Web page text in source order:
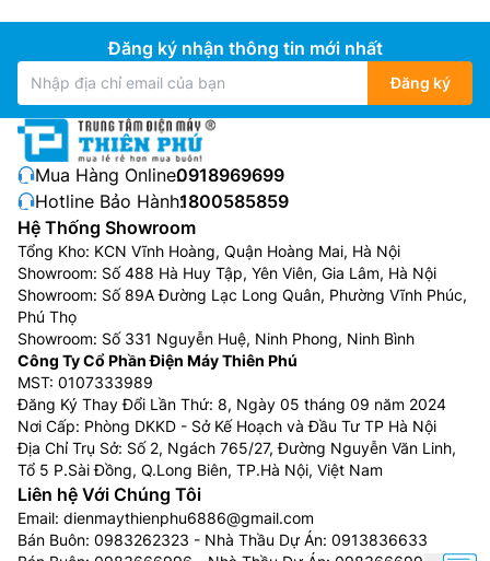
Hiện nay Sony cung cấp đầy đủ các dòng tivi với độ
phân giải từ 32 inch đến 98 inch phù hợp với mọi nhu
cầu sử dụng của khách hàng.
Các dòng tivi Sonyhiện
nay gồm:
Tivi Sony LCD 4K:Sử dụng màn hình LCD với ưu
điểm là giá thành rẻ, chất lượng hình ảnh tốt
Tivi Sony LED 4K:Sử dụng màn hình tinh thể lỏng
với lớp đèn LED để phát sáng các điểm ảnh trên
tấm nền cho ra chất lượng hình ảnh chi tiết hơn
màn hình LCD
Tivi Sony Full Array LED 4K: Sử dụng công nghệ
làm mờ cục bộ (Local Dimming), sẽ tự động
bật/tắt từng vùng LED độc lập theo hình ảnh. Tivi
nhờ đó mà có khả năng hiển thị độ sáng tốt hơn,
màu đen sâu thẳm hơn và mang lại cảm giác chân
thực hơn
Tivi Sony Mini LED 4K:Là công nghệ cải tiến từ
công nghệ đèn nền LED tích hợp trên màn hình
LCD, nó sử dụng những chiếc đèn Mini LED siêu
nhỏ (kích thước nhỏ hơn nhiều so với đèn LED tiêu
Đăng ký nhận thông tin mới nhất
Đăng ký
Mua Hàng Online:0918969699
Hotline Bảo Hành:1800585859
Hệ Thống Showroom
Tổng Kho: KCN Vĩnh Hoàng, Quận Hoàng Mai, Hà Nội
Showroom: Số 488 Hà Huy Tập, Yên Viên, Gia Lâm, Hà Nội
Showroom: Số 89A Đường Lạc Long Quân, Phường Vĩnh Phúc,
Phú Thọ
Showroom: Số 331 Nguyễn Huệ, Ninh Phong, Ninh Bình
Công Ty Cổ Phần Điện Máy Thiên Phú
MST: 0107333989
Đăng Ký Thay Đổi Lần Thứ: 8, Ngày 05 tháng 09 năm 2024
Nơi Cấp: Phòng DKKD - Sở Kế Hoạch và Đầu Tư TP Hà Nội
Địa Chỉ Trụ Sở: Số 2, Ngách 765/27, Đường Nguyễn Văn Linh,
Tổ 5 P.Sài Đồng, Q.Long Biên, TP.Hà Nội, Việt Nam
Liên hệ Với Chúng Tôi
Email: dienmaythienphu6886@gmail.com
Bán Buôn: 0983262323 - Nhà Thầu Dự Án: 0913836633